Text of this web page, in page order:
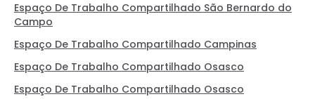
Espaço De Trabalho Compartilhado São Bernardo do
Campo
Espaço De Trabalho Compartilhado Campinas
Espaço De Trabalho Compartilhado Osasco
Espaço De Trabalho Compartilhado Osasco